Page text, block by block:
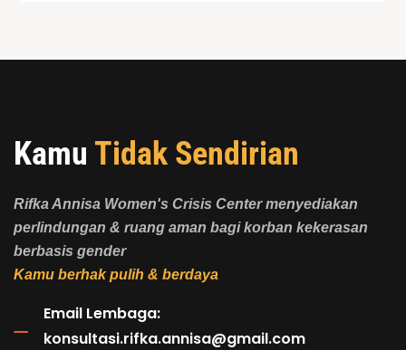
Kamu Tidak Sendirian
Rifka Annisa Women's Crisis Center menyediakan
perlindungan & ruang aman bagi korban kekerasan
berbasis gender
Kamu berhak pulih & berdaya
Email Lembaga:
konsultasi.rifka.annisa@gmail.com